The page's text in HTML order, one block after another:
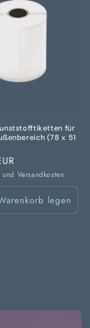
für
(78 x 51
Versandkosten
legen